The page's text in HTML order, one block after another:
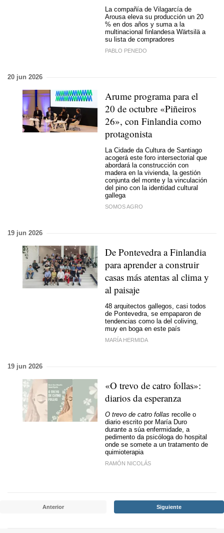
La compañía de Vilagarcía de
Arousa eleva su producción un 20
% en dos años y suma a la
multinacional finlandesa Wärtsilä a
su lista de compradores
PABLO PENEDO
20 jun 2026
Arume programa para el
20 de octubre «Piñeiros
26», con Finlandia como
protagonista
La Cidade da Cultura de Santiago
acogerá este foro intersectorial que
abordará la construcción con
madera en la vivienda, la gestión
conjunta del monte y la vinculación
del pino con la identidad cultural
gallega
SOMOS AGRO
19 jun 2026
De Pontevedra a Finlandia
para aprender a construir
casas más atentas al clima y
al paisaje
48 arquitectos gallegos, casi todos
de Pontevedra, se empaparon de
tendencias como la del coliving,
muy en boga en este país
MARÍA HERMIDA
19 jun 2026
«O trevo de catro follas»:
diarios da esperanza
O trevo de catro follas recolle o
diario escrito por María Duro
durante a súa enfermidade, a
pedimento da psicóloga do hospital
onde se somete a un tratamento de
quimioterapia
RAMÓN NICOLÁS
Anterior Siguiente